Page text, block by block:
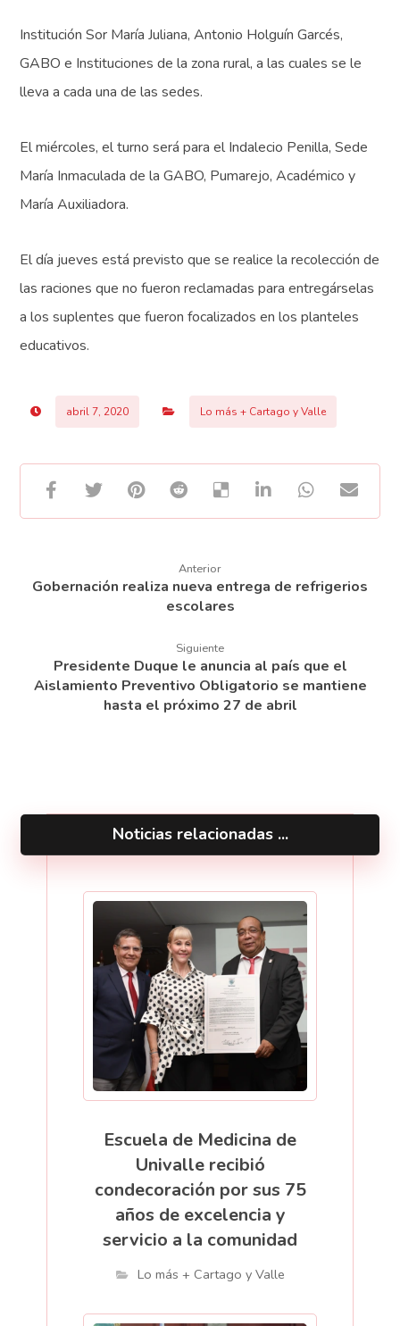
Institución Sor María Juliana, Antonio Holguín Garcés,
GABO e Instituciones de la zona rural, a las cuales se le
lleva a cada una de las sedes.
El miércoles, el turno será para el Indalecio Penilla, Sede
María Inmaculada de la GABO, Pumarejo, Académico y
María Auxiliadora.
El día jueves está previsto que se realice la recolección de
las raciones que no fueron reclamadas para entregárselas
a los suplentes que fueron focalizados en los planteles
educativos.
abril 7, 2020 Lo más + Cartago y Valle
Anterior
Gobernación realiza nueva entrega de refrigerios
escolares
Siguiente
Presidente Duque le anuncia al país que el
Aislamiento Preventivo Obligatorio se mantiene
hasta el próximo 27 de abril
Noticias relacionadas ...
Escuela de Medicina de
Univalle recibió
condecoración por sus 75
años de excelencia y
servicio a la comunidad
Lo más + Cartago y Valle